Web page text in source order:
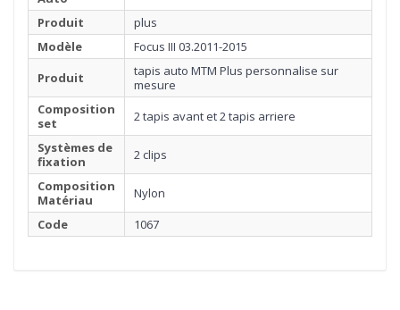
Produit
plus
Modèle
Focus III 03.2011-2015
Produit
tapis auto MTM Plus personnalise sur
mesure
Composition
set
2 tapis avant et 2 tapis arriere
Systèmes de
fixation
2 clips
Composition
Matériau
Nylon
Code
1067